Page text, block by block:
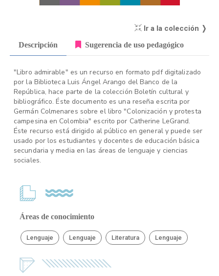
Ir a la colección ❭
Descripción Sugerencia de uso pedagógico
"Libro admirable" es un recurso en formato pdf digitalizado
por la Biblioteca Luis Ángel Arango del Banco de la
República, hace parte de la colección Boletín cultural y
bibliográfico. Éste documento es una reseña escrita por
Germán Colmenares sobre el libro "Colonización y protesta
campesina en Colombia" escrito por Catherine LeGrand.
Éste recurso está dirigido al público en general y puede ser
usado por los estudiantes y docentes de educación básica
secundaria y media en las áreas de lenguaje y ciencias
sociales.
Áreas de conocimiento
Lenguaje Lenguaje Literatura Lenguaje